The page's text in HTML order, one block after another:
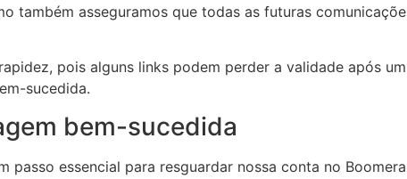
também asseguramos que todas as futuras
pois alguns links podem perder a validade após
sucedida.
bem-sucedida
passo essencial para resguardar nossa conta no